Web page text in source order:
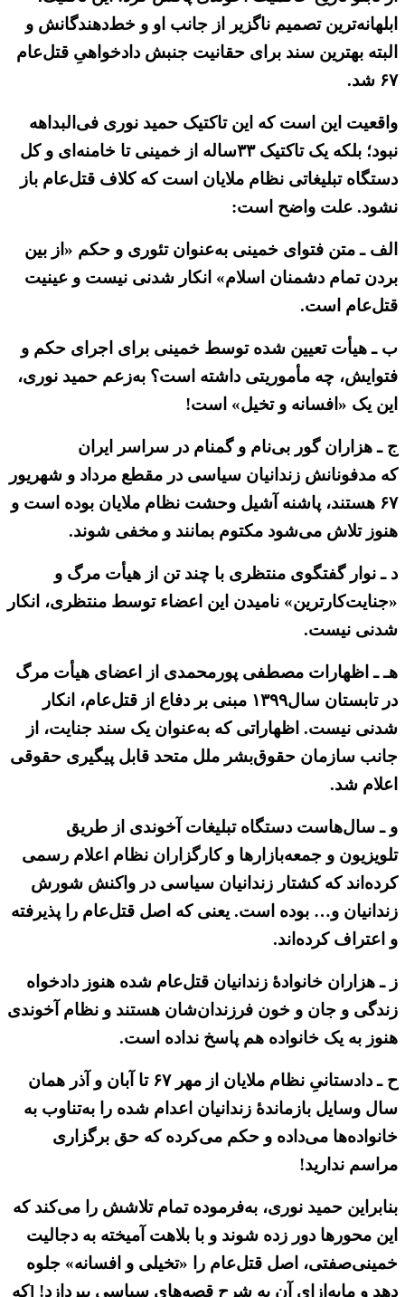
ابلهانه‌ترین تصمیم ناگزیر از جانب او و خط‌دهندگانش و
البته بهترین سند برای حقانیت جنبش دادخواهیِ قتل‌عام
۶۷ شد.
واقعیت این است که این تاکتیک حمید نوری فی‌البداهه
نبود؛ بلکه یک تاکتیک ۳۳ساله از خمینی تا خامنه‌ای و کل
دستگاه تبلیغاتی نظام ملایان است که کلاف قتل‌عام باز
نشود. علت واضح است:
الف ـ متن فتوای خمینی به‌عنوان تئوری و حکم «از بین
بردن تمام دشمنان اسلام» انکار شدنی نیست و عینیت
قتل‌عام است.
ب ـ هیأت تعیین شده توسط خمینی برای اجرای حکم و
فتوایش، چه مأموریتی داشته است؟ به‌زعم حمید نوری،
این یک «افسانه و تخیل» است!
ج ـ هزاران گور بی‌نام و گمنام در سراسر ایران
که مدفونانش زندانیان سیاسی در مقطع مرداد و شهریور
۶۷ هستند، پاشنه آشیل وحشت نظام ملایان بوده است و
هنوز تلاش می‌شود مکتوم بمانند و مخفی شوند.
د ـ نوار گفتگوی منتظری با چند تن از هیأت مرگ و
«جنایت‌کارترین» نامیدن این اعضاء توسط منتظری، انکار
شدنی نیست.
هـ ـ اظهارات مصطفی پورمحمدی از اعضای هیأت مرگ
در تابستان سال۱۳۹۹ مبنی بر دفاع از قتل‌عام، انکار
شدنی نیست. اظهاراتی که به‌عنوان یک سند جنایت، از
جانب سازمان حقوق‌بشر ملل متحد قابل پیگیری حقوقی
اعلام شد.
و ـ سال‌هاست دستگاه تبلیغات آخوندی از طریق
تلویزیون و جمعه‌بازارها و کارگزاران نظام اعلام رسمی
کرده‌اند که کشتار زندانیان سیاسی در واکنش شورش
زندانیان و… بوده است. یعنی که اصل قتل‌عام را پذیرفته
و اعتراف کرده‌اند.
ز ـ هزاران خانوادهٔ زندانیان قتل‌عام شده هنوز دادخواه
زندگی و جان و خون فرزندان‌شان هستند و نظام آخوندی
هنوز به یک خانواده هم پاسخ نداده است.
ح ـ دادستانیِ نظام ملایان از مهر ۶۷ تا آبان و آذر همان
سال وسایل بازماندهٔ زندانیان اعدام شده را به‌تناوب به
خانواده‌ها می‌داده و حکم می‌کرده که حق برگزاری
مراسم ندارید!
بنابراین حمید نوری، به‌فرموده تمام تلاشش را می‌کند که
این محورها دور زده شوند و با بلاهت آمیخته به دجالیت
خمینی‌صفتی، اصل قتل‌عام را «تخیلی و افسانه» جلوه
دهد و مابه‌ازای آن به شرح قصه‌های سیاسی بپردازد! [که